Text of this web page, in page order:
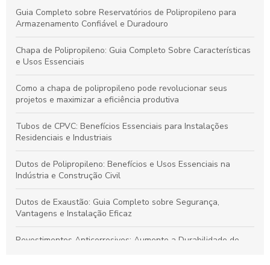
Guia Completo sobre Reservatórios de Polipropileno para
Armazenamento Confiável e Duradouro
Chapa de Polipropileno: Guia Completo Sobre Características
e Usos Essenciais
Como a chapa de polipropileno pode revolucionar seus
projetos e maximizar a eficiência produtiva
Tubos de CPVC: Benefícios Essenciais para Instalações
Residenciais e Industriais
Dutos de Polipropileno: Benefícios e Usos Essenciais na
Indústria e Construção Civil
Dutos de Exaustão: Guia Completo sobre Segurança,
Vantagens e Instalação Eficaz
Revestimentos Anticorrosivos: Aumente a Durabilidade de